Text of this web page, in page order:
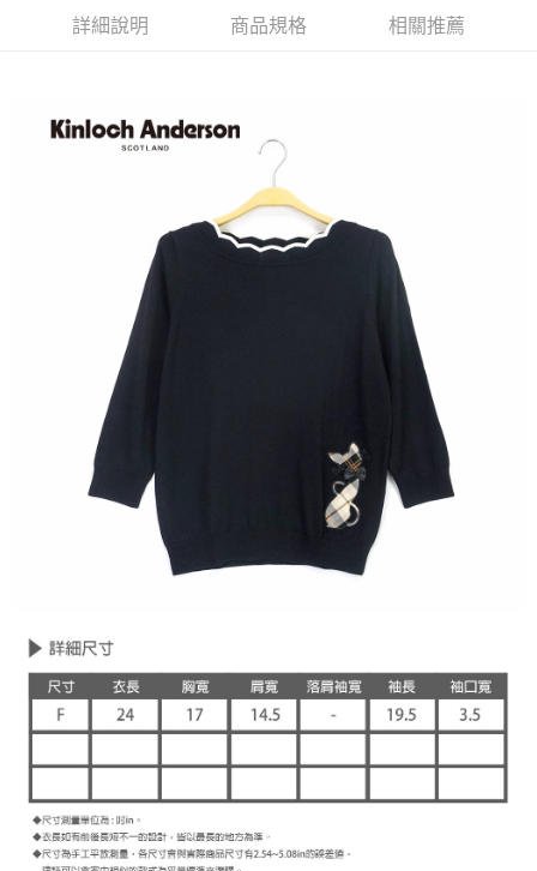
運送方式
每筆NT$60，滿NT$1,000(含以上)免運費
每筆NT$60，滿NT$1,000(含以上)免運費
詳細說明 商品規格 相關推薦